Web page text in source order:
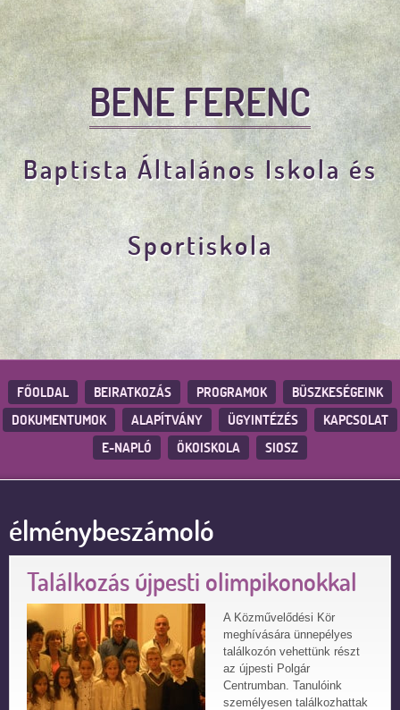
BENE FERENC
Baptista Általános Iskola és
Sportiskola
FŐOLDAL BEIRATKOZÁS PROGRAMOK
BÜSZKESÉGEINK
DOKUMENTUMOK
ALAPÍTVÁNY ÜGYINTÉZÉS
KAPCSOLAT
E-NAPLÓ
ÖKOISKOLA SIOSZ
élménybeszámoló
Találkozás újpesti olimpikonokkal
A Közművelődési Kör
meghívására ünnepélyes
találkozón vehettünk részt
az újpesti Polgár
Centrumban. Tanulóink
személyesen találkozhattak